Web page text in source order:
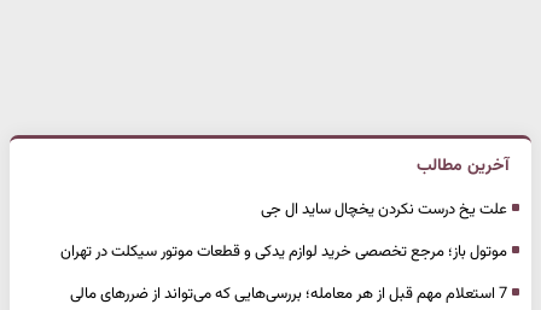
آخرین مطالب
علت یخ درست نکردن یخچال ساید ال جی
موتول باز؛ مرجع تخصصی خرید لوازم یدکی و قطعات موتور سیکلت در تهران
7 استعلام مهم قبل از هر معامله؛ بررسی‌هایی که می‌تواند از ضررهای مالی